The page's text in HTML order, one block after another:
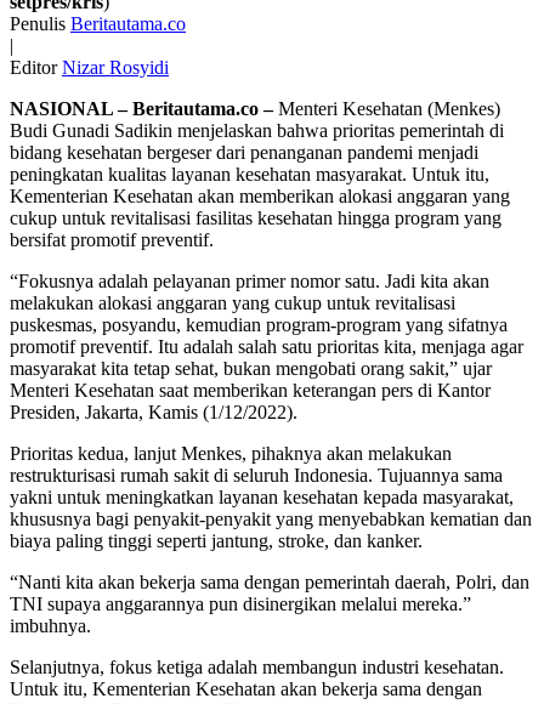
Penulis Beritautama.co
|
Editor Nizar Rosyidi
NASIONAL – Beritautama.co –Menteri Kesehatan (Menkes)
Budi Gunadi Sadikin menjelaskan bahwa prioritas pemerintah di
bidang kesehatan bergeser dari penanganan pandemi menjadi
peningkatan kualitas layanan kesehatan masyarakat. Untuk itu,
Kementerian Kesehatan akan memberikan alokasi anggaran yang
cukup untuk revitalisasi fasilitas kesehatan hingga program yang
bersifat promotif preventif.
“Fokusnya adalah pelayanan primer nomor satu. Jadi kita akan
melakukan alokasi anggaran yang cukup untuk revitalisasi
puskesmas, posyandu, kemudian program-program yang sifatnya
promotif preventif. Itu adalah salah satu prioritas kita, menjaga agar
masyarakat kita tetap sehat, bukan mengobati orang sakit,” ujar
Menteri Kesehatan saat memberikan keterangan pers di Kantor
Presiden, Jakarta, Kamis (1/12/2022).
Prioritas kedua, lanjut Menkes, pihaknya akan melakukan
restrukturisasi rumah sakit di seluruh Indonesia. Tujuannya sama
yakni untuk meningkatkan layanan kesehatan kepada masyarakat,
khususnya bagi penyakit-penyakit yang menyebabkan kematian dan
biaya paling tinggi seperti jantung, stroke, dan kanker.
“Nanti kita akan bekerja sama dengan pemerintah daerah, Polri, dan
TNI supaya anggarannya pun disinergikan melalui mereka.”
imbuhnya.
Selanjutnya, fokus ketiga adalah membangun industri kesehatan.
Untuk itu, Kementerian Kesehatan akan bekerja sama dengan